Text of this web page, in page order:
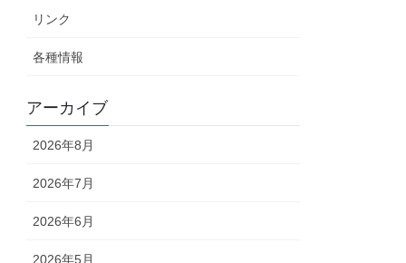
リンク
各種情報
アーカイブ
2026年8月
2026年7月
2026年6月
2026年5月